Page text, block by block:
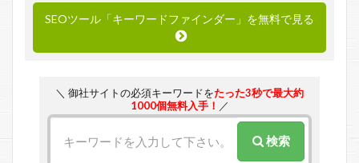
SEOツール「キーワードファインダー」を無料で見る
＼ 御社サイトの必須キーワードをたった3秒で最大約
1000個無料入手！ ／
検索